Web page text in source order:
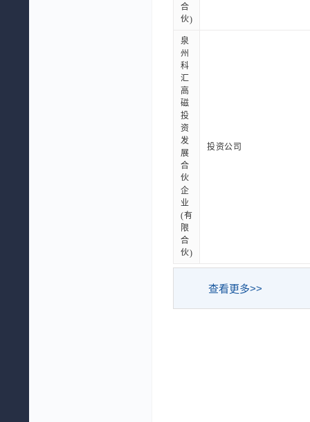
合
伙)
泉
州
科
汇
高
磁
投
资
发
展
合
伙
企
业
(有
限
合
伙)
投资公司
查看更多>>